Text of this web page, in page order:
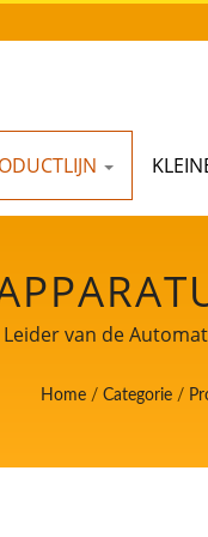
VOOR
van de
Home / Categorie /